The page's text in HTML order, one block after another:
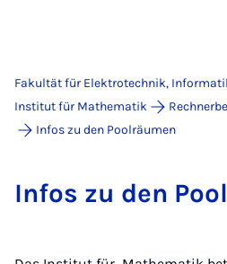
Fakultät für Elektrotechnik,
Institut für Mathematik
Infos zu den Poolräumen
In­fos zu den